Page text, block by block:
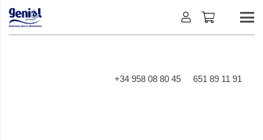
+34 958 08 80 45 651 89 11 91